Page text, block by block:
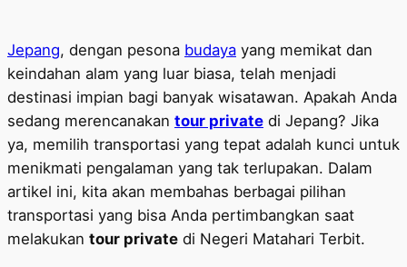
Jepang, dengan pesona budaya yang memikat dan
keindahan alam yang luar biasa, telah menjadi
destinasi impian bagi banyak wisatawan. Apakah Anda
sedang merencanakan tour private di Jepang? Jika
ya, memilih transportasi yang tepat adalah kunci untuk
menikmati pengalaman yang tak terlupakan. Dalam
artikel ini, kita akan membahas berbagai pilihan
transportasi yang bisa Anda pertimbangkan saat
melakukan tour private di Negeri Matahari Terbit.